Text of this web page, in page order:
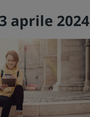
aprile 2024